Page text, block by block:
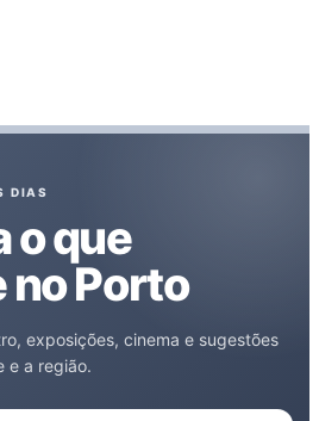
DIAS
o que
Porto
exposições, cinema e sugestões
e a região.